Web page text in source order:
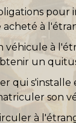
pour
à
véhicule à
un
qui s'installe
son
à